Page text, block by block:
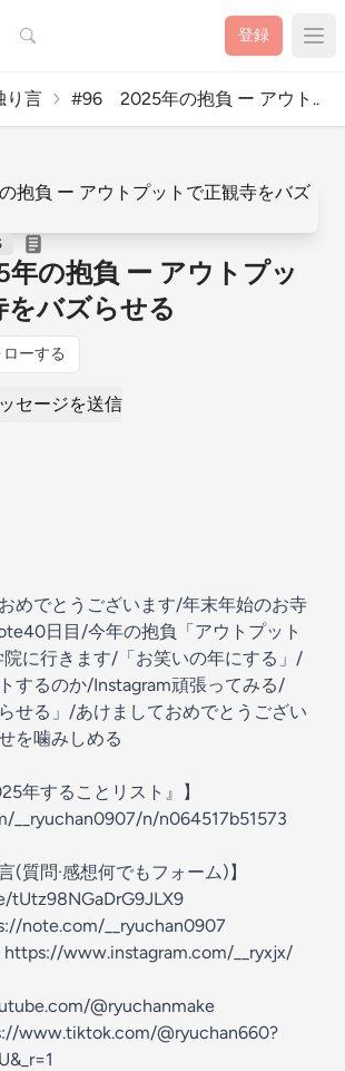
検索 登録
り言 #96 2025年の抱負 ー アウト..
の抱負 ー アウトプッ
をバズらせる
ーする
セージを送信
めでとうございます/年末年始のお寺
日目/今年の抱負「アウトプット
院に行きます/「お笑いの年にする」/
するのか/Instagram頑張ってみる/
せる」/あけましておめでとうござい
を噛みしめる
年することリスト』】
__ryuchan0907/n/n064517b51573
言(質問·感想何でもフォーム)】
tUtz98NGaDrG9JLX9
note.com/__ryuchan0907
www.instagram.com/__ryxjx/
@ryuchanmake
www.tiktok.com/@ryuchan660?